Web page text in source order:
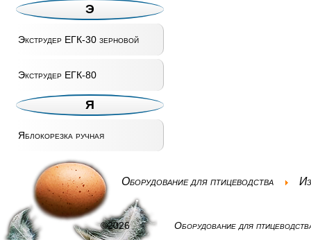
Э
Экструдер ЕГК-30 зерновой
Экструдер ЕГК-80
Я
Яблокорезка ручная
Оборудование для птицеводства
©2026 Оборудование для